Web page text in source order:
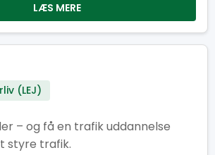
LÆS MERE
(LEJ)
– og få en trafik uddannelse
styre trafik.